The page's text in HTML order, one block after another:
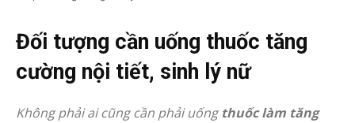
Đối tượng cần uống thuốc tăng
cường nội tiết, sinh lý nữ
Không phải ai cũng cần phải uốngthuốc làm tăng